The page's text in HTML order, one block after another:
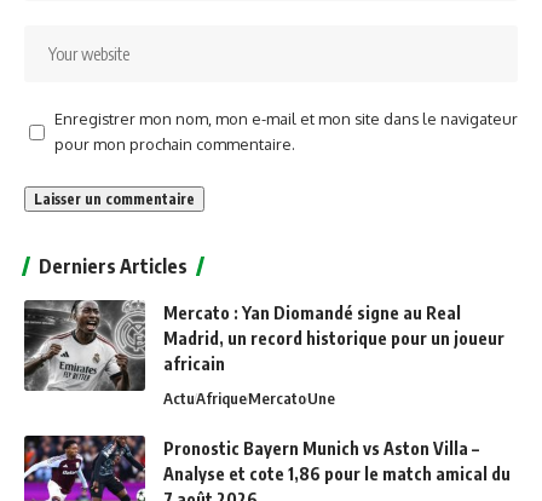
Enregistrer mon nom, mon e-mail et mon site dans le navigateur
pour mon prochain commentaire.
Derniers Articles
Mercato : Yan Diomandé signe au Real
Madrid, un record historique pour un joueur
africain
ActuAfriqueMercatoUne
Pronostic Bayern Munich vs Aston Villa –
Analyse et cote 1,86 pour le match amical du